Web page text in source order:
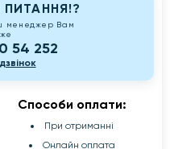
менеджер Вам
54 252
Способи оплати:
При отриманні
Онлайн оплата